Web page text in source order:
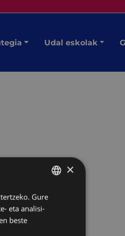
Udal eskolak
BASQUE
SPANISH
×
Gure
eta analisi-
beste